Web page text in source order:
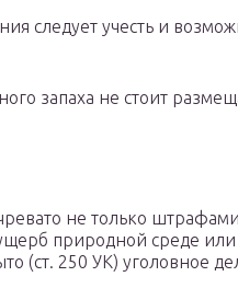
следует учесть и
запаха не стоит
не только
природной среде
(ст. 250 УК) уголовное